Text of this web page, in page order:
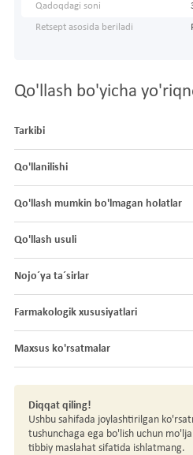
Qadoqdagi soni
Retsept asosida beriladi
Qo'llash bo'yicha
Tarkibi
Qo'llanilishi
Qo'llash mumkin bo'lmagan holatlar
Qo'llash usuli
Nojo´ya ta´sirlar
Farmakologik xususiyatlari
Maxsus ko'rsatmalar
Diqqat qiling!
Ushbu sahifada joylashtirilgan
tushunchaga ega bo'lish uchun
tibbiy maslahat sifatida ishlatmang.